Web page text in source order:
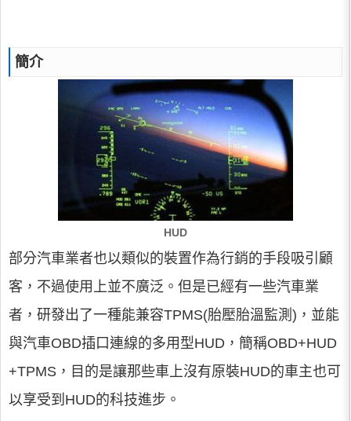
簡介
HUD
部分汽車業者也以類似的裝置作為行銷的手段吸引顧
客，不過使用上並不廣泛。但是已經有一些汽車業
者，研發出了一種能兼容TPMS(胎壓胎溫監測)，並能
與汽車OBD插口連線的多用型HUD，簡稱OBD+HUD
+TPMS，目的是讓那些車上沒有原裝HUD的車主也可
以享受到HUD的科技進步。